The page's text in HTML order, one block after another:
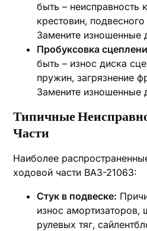
быть – неисправность
крестовин‚
Замените изношенные
Пробуксовка
быть – износ диска
пружин‚ загрязнение
Замените изношенные
Типичные
Части
Наиболее
ходовой части ВАЗ-21063:
Стук в подвеске:
износ амортизаторов‚
рулевых тяг‚